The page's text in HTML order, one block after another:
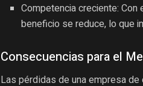
Competencia creciente:
beneficio se reduce, lo que
Consecuencias para el
Las pérdidas de una empresa